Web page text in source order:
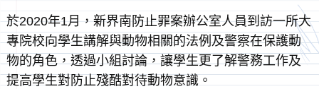
於2020年1月，新界南防止罪案辦公室人員到訪一所大
專院校向學生講解與動物相關的法例及警察在保護動
物的角色，透過小組討論，讓學生更了解警務工作及
提高學生對防止殘酷對待動物意識。